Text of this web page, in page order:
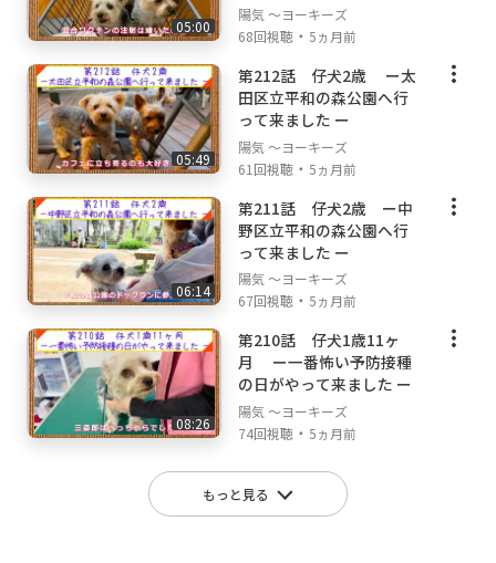
05:00
陽気 ～ヨーキーズ
68回視聴 ・5ヵ月前
05:49
第212話 仔犬2歳 ー太
田区立平和の森公園へ行
って来ました ー
陽気 ～ヨーキーズ
61回視聴 ・5ヵ月前
06:14
第211話 仔犬2歳 ー中
野区立平和の森公園へ行
って来ました ー
陽気 ～ヨーキーズ
67回視聴 ・5ヵ月前
08:26
第210話 仔犬1歳11ヶ
月 ー一番怖い予防接種
の日がやって来ました ー
陽気 ～ヨーキーズ
74回視聴 ・5ヵ月前
もっと見る